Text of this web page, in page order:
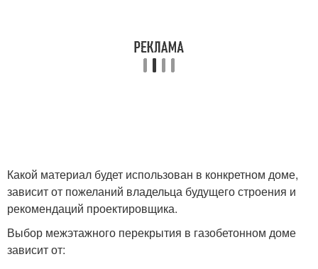
Какой материал будет использован в конкретном доме,
зависит от пожеланий владельца будущего строения и
рекомендаций проектировщика.
Выбор межэтажного перекрытия в газобетонном доме
зависит от: